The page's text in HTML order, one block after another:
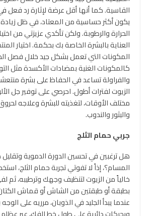
القاسية. كما أنها أقل عرضة لإثارة رد فعل
يكون أكثر حساسية من المعتاد، في ظل
الحرارة والرطوبة. ولكن تأكدي عزيزتي من
العناية بالبشرة الخاصة بك بحكمة. اختيار
المكونات التي تعمل بشكل جيد خلال فصل
كالمكونات الغنية بمضادات الأكسدة مثل
والفراولة تساعد في الحفاظ على بشرة
الزيوت لفترات أطول. احرصي على توفير جل
مختلف الأوقات، لتغذيته للبشرة وعلاجه
والبثور والندوب.
جربي حمام الثلج
هل ترغبين في تحسين الدورة الدموية
المسام؟، إذاً لا تفوتي تجربة حمام الثلج،
خالياً من الزيوت لتنظيف وجهك وترطيبه، ثم
بطبقة أو طبقتين من الشاش أو قماش
عندما يبدأ الجليد في الذوبان، مرريه على